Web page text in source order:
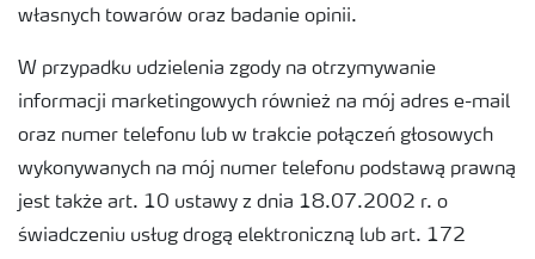
własnych towarów oraz badanie opinii.
W przypadku udzielenia zgody na otrzymywanie
informacji marketingowych również na mój adres e-mail
oraz numer telefonu lub w trakcie połączeń głosowych
wykonywanych na mój numer telefonu podstawą prawną
jest także art. 10 ustawy z dnia 18.07.2002 r. o
świadczeniu usług drogą elektroniczną lub art. 172